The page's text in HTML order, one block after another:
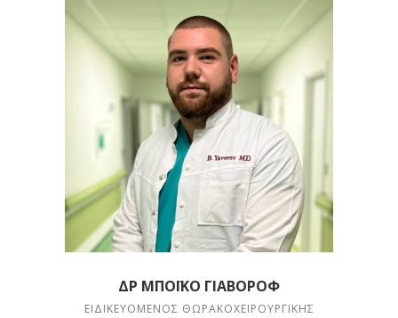
ΔΡ ΜΠΌΙΚΟ ΓΙΑΒΌΡΟΦ
ΕΙΔΙΚΕΥΌΜΕΝΟΣ ΘΩΡΑΚΟΧΕΙΡΟΥΡΓΙΚΉΣ